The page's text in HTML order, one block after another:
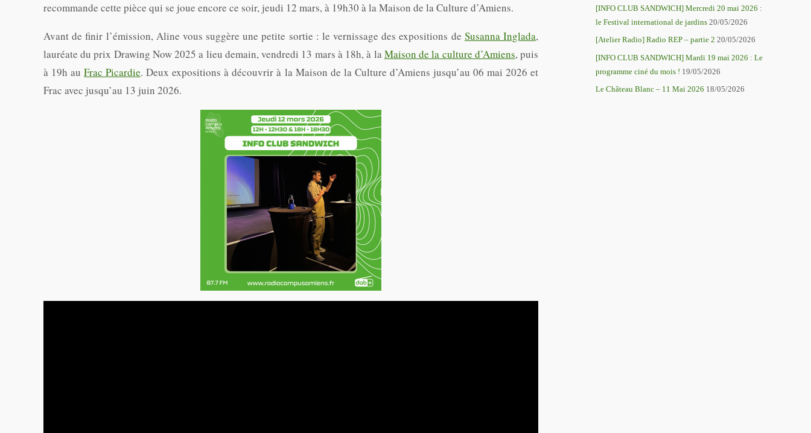
recommande cette pièce qui se joue encore ce soir, jeudi 12 mars, à 19h30 à la Maison de la Culture d’Amiens.
Avant de finir l’émission, Aline vous suggère une petite sortie : le vernissage des expositions de Susanna Inglada,
lauréate du prix Drawing Now 2025 a lieu demain, vendredi 13 mars à 18h, à laMaison de la culture d’Amiens, puis
à 19h auFrac Picardie. Deux expositions à découvrir à la Maison de la Culture d’Amiens jusqu’au 06 mai 2026 et
Frac avec jusqu’au 13 juin 2026.
[INFO CLUB SANDWICH] Mercredi 20 mai 2026 :
le Festival international de jardins 20/05/2026
[Atelier Radio] Radio REP – partie 2 20/05/2026
[INFO CLUB SANDWICH] Mardi 19 mai 2026 : Le
programme ciné du mois ! 19/05/2026
Le Château Blanc – 11 Mai 2026 18/05/2026